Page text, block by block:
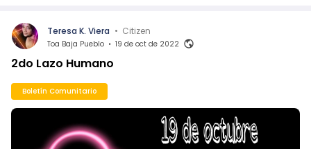
Teresa K. Viera • Citizen
Toa Baja Pueblo • 19 de oct de 2022
2do Lazo Humano
Boletín Comunitario